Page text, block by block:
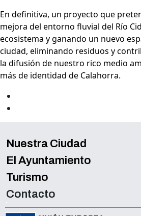
En definitiva, un proyecto que
mejora del entorno fluvial del Río
ecosistema y ganando un nuevo
ciudad, eliminando residuos y
la difusión de nuestro rico medio
más de identidad de Calahorra.
Nuestra Ciudad
El Ayuntamiento
Turismo
Contacto